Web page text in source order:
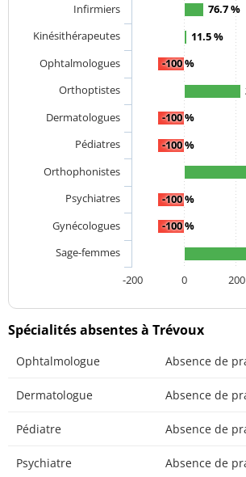
76.7 %
11.5 %
-100 %
-100 %
-100 %
-100 %
-100 %
Infirmiers
Kinésithérapeutes
Ophtalmologues
Orthoptistes
Dermatologues
Pédiatres
Orthophonistes
Psychiatres
Gynécologues
Sage-femmes
-200
0 200
Spécialités absentes à Trévoux
Ophtalmologue Absence de
Dermatologue Absence de
Pédiatre Absence de
Psychiatre Absence de